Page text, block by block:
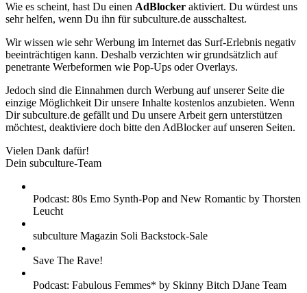
Wie es scheint, hast Du einen AdBlocker aktiviert. Du würdest uns
sehr helfen, wenn Du ihn für subculture.de ausschaltest.
Wir wissen wie sehr Werbung im Internet das Surf-Erlebnis negativ
beeinträchtigen kann. Deshalb verzichten wir grundsätzlich auf
penetrante Werbeformen wie Pop-Ups oder Overlays.
Jedoch sind die Einnahmen durch Werbung auf unserer Seite die
einzige Möglichkeit Dir unsere Inhalte kostenlos anzubieten. Wenn
Dir subculture.de gefällt und Du unsere Arbeit gern unterstützen
möchtest, deaktiviere doch bitte den AdBlocker auf unseren Seiten.
Vielen Dank dafür!
Dein subculture-Team
Podcast: 80s Emo Synth-Pop and New Romantic by Thorsten
Leucht
subculture Magazin Soli Backstock-Sale
Save The Rave!
Podcast: Fabulous Femmes* by Skinny Bitch DJane Team